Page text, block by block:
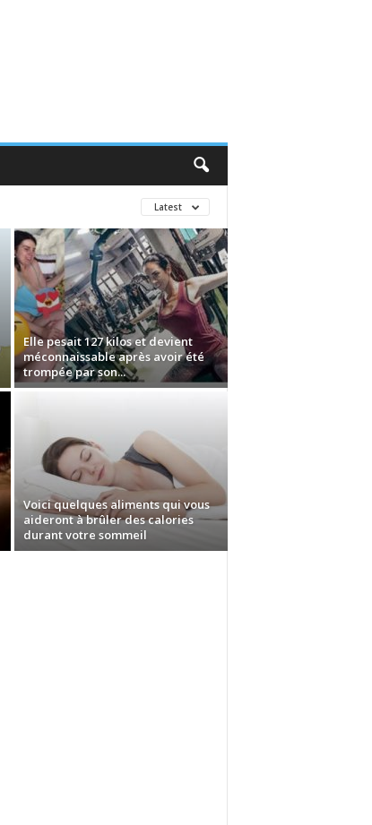
Latest
Elle pesait 127 kilos et devient
méconnaissable après avoir été
trompée par son...
Voici quelques aliments qui vous
aideront à brûler des calories
durant votre sommeil